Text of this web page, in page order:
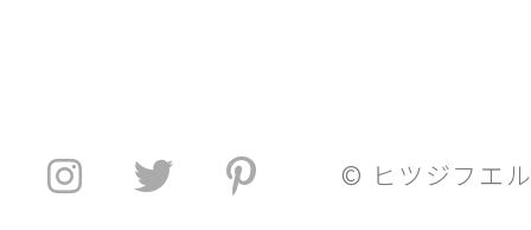
© ヒツジフエ